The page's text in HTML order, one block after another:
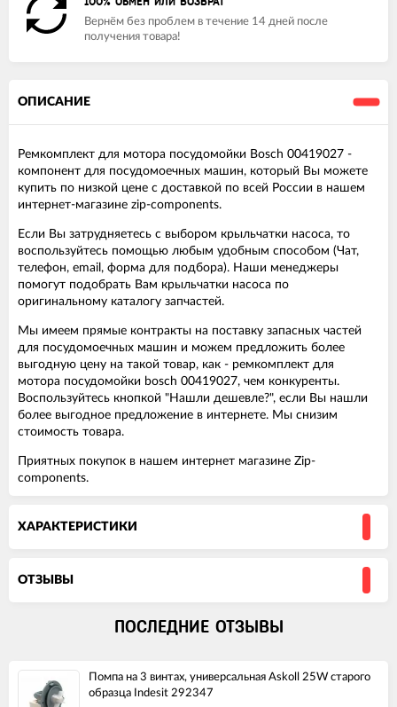
Вернём без проблем в течение 14 дней после
получения товара!
ОПИСАНИЕ
Ремкомплект для мотора посудомойки Bosch 00419027 -
компонент для посудомоечных машин, который Вы можете
купить по низкой цене с доставкой по всей России в нашем
интернет-магазине zip-components.
Если Вы затрудняетесь с выбором крыльчатки насоса, то
воспользуйтесь помощью любым удобным способом (Чат,
телефон, email, форма для подбора). Наши менеджеры
помогут подобрать Вам крыльчатки насоса по
оригинальному каталогу запчастей.
Мы имеем прямые контракты на поставку запасных частей
для посудомоечных машин и можем предложить более
выгодную цену на такой товар, как - ремкомплект для
мотора посудомойки bosch 00419027, чем конкуренты.
Воспользуйтесь кнопкой "Нашли дешевле?", если Вы нашли
более выгодное предложение в интернете. Мы снизим
стоимость товара.
Приятных покупок в нашем интернет магазине Zip-
components.
ХАРАКТЕРИСТИКИ
ОТЗЫВЫ
ПОСЛЕДНИЕ ОТЗЫВЫ
Помпа на 3 винтах, универсальная Askoll 25W старого
образца Indesit 292347